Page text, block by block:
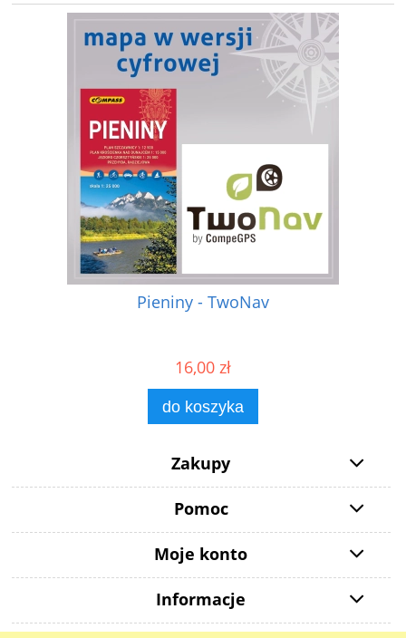
Pieniny - TwoNav
16,00 zł
do koszyka
Zakupy
Pomoc
Moje konto
Informacje